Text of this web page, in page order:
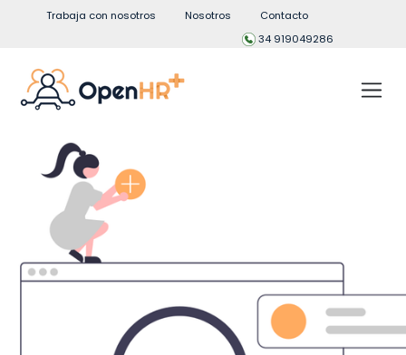
Trabaja con nosotros Nosotros
Contacto
34 919049286